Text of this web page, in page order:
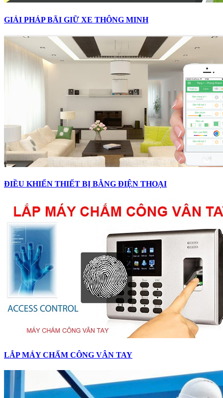
GIẢI PHÁP BÃI GIỮ XE THÔNG MINH
ĐIỀU KHIỂN THIẾT BỊ BẰNG ĐIỆN THOẠI
LẮP MÁY CHẤM CÔNG VÂN TAY